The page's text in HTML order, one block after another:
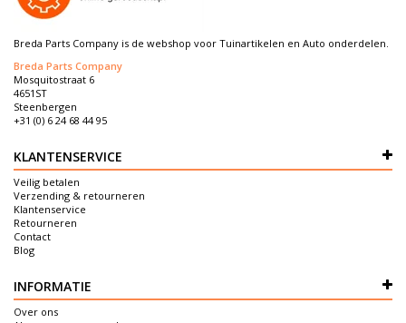
Breda Parts Company is de webshop voor Tuinartikelen en Auto onderdelen.
Breda Parts Company
Mosquitostraat 6
4651ST
Steenbergen
+31 (0) 6 24 68 44 95
KLANTENSERVICE
Veilig betalen
Verzending & retourneren
Klantenservice
Retourneren
Contact
Blog
INFORMATIE
Over ons